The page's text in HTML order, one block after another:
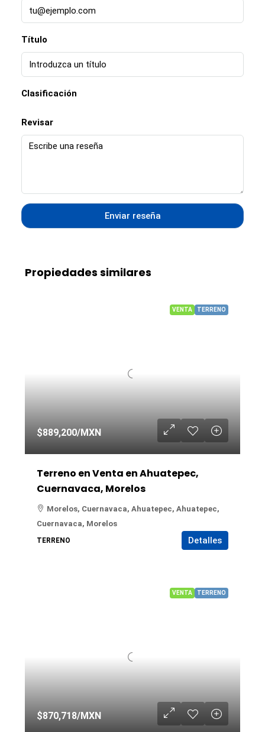
Título
Clasificación
Revisar
Enviar reseña
Propiedades similares
VENTA TERRENO
$889,200/MXN
Terreno en Venta en Ahuatepec,
Cuernavaca, Morelos
Morelos, Cuernavaca, Ahuatepec, Ahuatepec,
Cuernavaca, Morelos
TERRENO Detalles
VENTA TERRENO
$870,718/MXN